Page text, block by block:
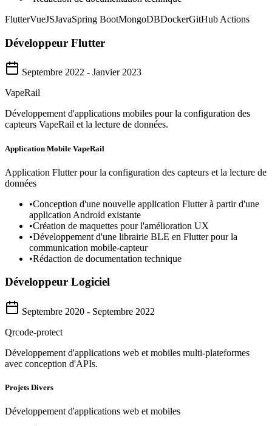
FlutterVueJSJavaSpring BootMongoDBDockerGitHub Actions
Développeur Flutter
Septembre 2022 - Janvier 2023
VapeRail
Développement d'applications mobiles pour la configuration des
capteurs VapeRail et la lecture de données.
Application Mobile VapeRail
Application Flutter pour la configuration des capteurs et la lecture de
données
•Conception d'une nouvelle application Flutter à partir d'une
application Android existante
•Création de maquettes pour l'amélioration UX
•Développement d'une librairie BLE en Flutter pour la
communication mobile-capteur
•Rédaction de documentation technique
Développeur Logiciel
Septembre 2020 - Septembre 2022
Qrcode-protect
Développement d'applications web et mobiles multi-plateformes
avec conception d'APIs.
Projets Divers
Développement d'applications web et mobiles